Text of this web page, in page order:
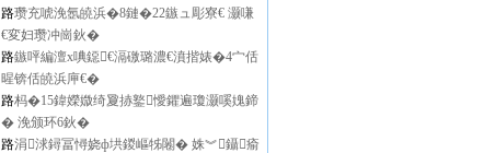
路瓒充唬浼氬皢浜�8鏈�22鏃ュ彫寮€ 灏嗛
€変妇瓒冲崗鈥�
路鏃呯編澶х唺鐚€滆礉璐濃€濆揩婊�4宀佸
暒锛佸皢浜庘€�
路杩�15鍏嬫媺绮夐捇鐜懓鑺遍瓊灏嗘媿鍗
� 浼颁环6鈥�
路涓浗鐞冨憳娆ф垬鍐嶇牬闂� 姝︾鑷瘉